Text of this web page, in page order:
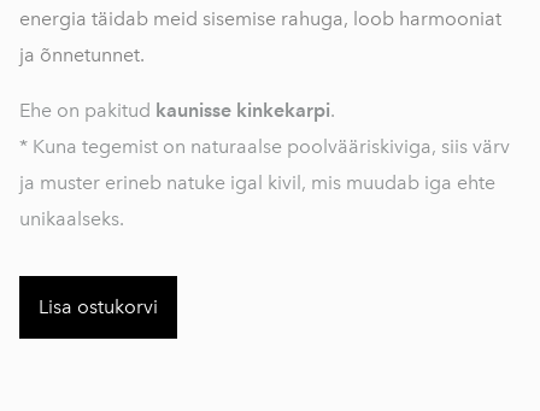
energia täidab meid sisemise rahuga, loob harmooniat
ja õnnetunnet.
Ehe on pakitud kaunisse kinkekarpi.
* Kuna tegemist on naturaalse poolvääriskiviga, siis värv
ja muster erineb natuke igal kivil, mis muudab iga ehte
unikaalseks.
Lisa ostukorvi